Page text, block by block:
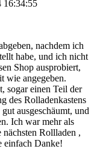
16:34:55
nachdem ich
habe, und ich nicht
Shop ausprobiert,
wie angegeben.
sogar einen Teil der
des Rolladenkastens
ausgeschäumt, und
Ich war mehr als
Rollladen ,
einfach Danke!